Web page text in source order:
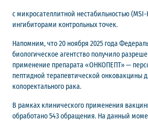
с микросателлитной нестабильностью
ингибиторами контрольных точек.
Напомним, что 20 ноября 2025 года
биологическое агентство получило
применение препарата «ОНКОПЕПТ» —
пептидной терапевтической онковакцины
колоректального рака.
В рамках клинического применения
обработано 543 обращения. На данный